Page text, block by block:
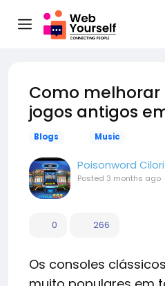
Como
jogos antigos
Blogs Music
Poisonword
Posted 3 months ago
0 266
Os consoles